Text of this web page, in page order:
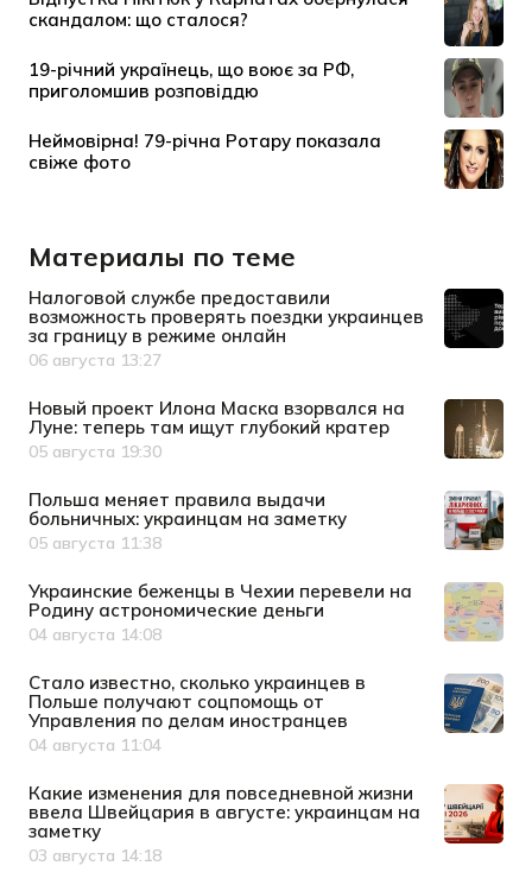
Материалы по теме
Налоговой службе предоставили
возможность проверять поездки украинцев
за границу в режиме онлайн
Дата публикации
06 августа 13:27
Новый проект Илона Маска взорвался на
Луне: теперь там ищут глубокий кратер
Дата публикации
05 августа 19:30
Польша меняет правила выдачи
больничных: украинцам на заметку
Дата публикации
05 августа 11:38
Украинские беженцы в Чехии перевели на
Родину астрономические деньги
Дата публикации
04 августа 14:08
Стало известно, сколько украинцев в
Польше получают соцпомощь от
Управления по делам иностранцев
Дата публикации
04 августа 11:04
Какие изменения для повседневной жизни
ввела Швейцария в августе: украинцам на
заметку
Дата публикации
03 августа 14:18